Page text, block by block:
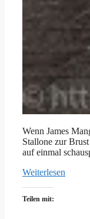
Wenn James
Stallone zur
auf einmal
Weiterlesen
Teilen mit: